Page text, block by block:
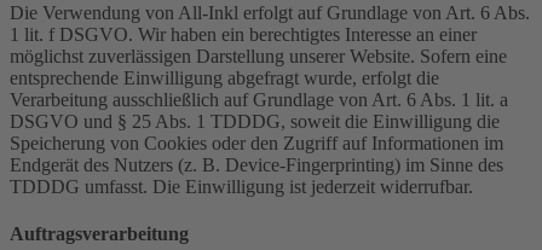
Die Verwendung von All-Inkl erfolgt auf Grundlage von Art. 6 Abs.
1 lit. f DSGVO. Wir haben ein berechtigtes Interesse an einer
möglichst zuverlässigen Darstellung unserer Website. Sofern eine
entsprechende Einwilligung abgefragt wurde, erfolgt die
Verarbeitung ausschließlich auf Grundlage von Art. 6 Abs. 1 lit. a
DSGVO und § 25 Abs. 1 TDDDG, soweit die Einwilligung die
Speicherung von Cookies oder den Zugriff auf Informationen im
Endgerät des Nutzers (z. B. Device-Fingerprinting) im Sinne des
TDDDG umfasst. Die Einwilligung ist jederzeit widerrufbar.
Auftragsverarbeitung